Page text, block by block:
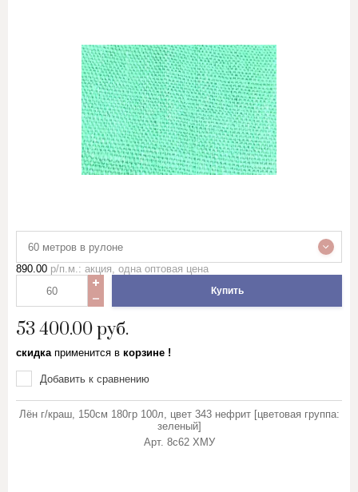
60 метров в рулоне
890.00 р/п.м.: акция, одна оптовая цена
Купить
53 400.00руб.
скидка применится в корзине !
Добавить к сравнению
Лён г/краш, 150см 180гр 100л, цвет 343 нефрит [цветовая группа:
зеленый]
Арт. 8с62 ХМУ